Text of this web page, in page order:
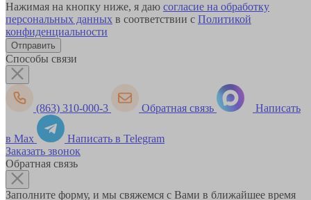
Нажимая на кнопку ниже, я даю согласие на обработку
персональных данных в соответствии с Политикой
конфиденциальности
Способы связи
(863) 310-000-3 Обратная связь Написать
в Max
Написать в Telegram
Заказать звонок
Обратная связь
Заполните форму, и мы свяжемся с Вами в ближайшее время